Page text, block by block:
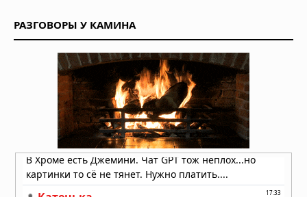
Жаме вю: противоположность
дежавю, которая заставляет
знакомое казаться чужим
Сегодня в 06:30
Загадка цивилизации долины Инда:
кто расшифрует древний язык
получит миллион долларов
Вчера в 10:04
Солнце погаснет, планеты
выстроятся в ряд, звёзды упадут:
что предвещает 12 августа 2026
года
РАЗГОВОРЫ У КАМИНА